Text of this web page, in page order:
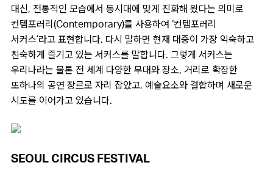
대신, 전통적인 모습에서 동시대에 맞게 진화해 왔다는 의미로
컨템포러리(Contemporary)를 사용하여 ‘컨템포러리
서커스’라고 표현합니다. 다시 말하면 현재 대중이 가장 익숙하고
친숙하게 즐기고 있는 서커스를 말합니다. 그렇게 서커스는
우리나라는 물론 전 세계 다양한 무대와 장소, 거리로 확장한
또하나의 공연 장르로 자리 잡았고, 예술요소와 결합하며 새로운
시도를 이어가고 있습니다.
SEOUL CIRCUS FESTIVAL